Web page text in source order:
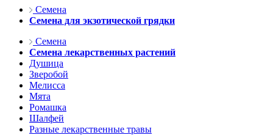
Семена
Семена для экзотической грядки
Семена
Семена лекарственных растений
Душица
Зверобой
Мелисса
Мята
Ромашка
Шалфей
Разные лекарственные травы